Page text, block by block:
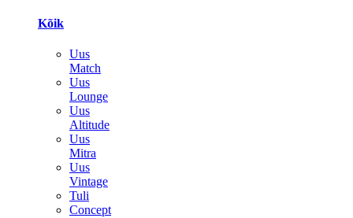
Kõik
Uus
Match
Uus
Lounge
Uus
Altitude
Uus
Mitra
Uus
Vintage
Tuli
Concept